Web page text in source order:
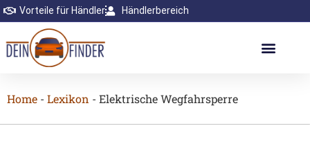
Vorteile für Händler Händlerbereich
Home - Lexikon - Elektrische Wegfahrsperre